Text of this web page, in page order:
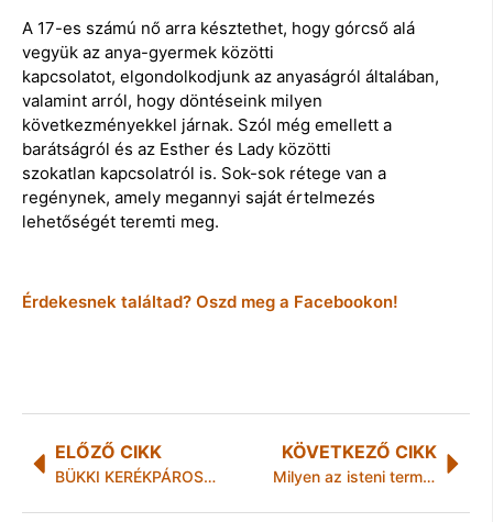
A 17-es számú nő arra késztethet, hogy górcső alá
vegyük az anya-gyermek közötti
kapcsolatot, elgondolkodjunk az anyaságról általában,
valamint arról, hogy döntéseink milyen
következményekkel járnak. Szól még emellett a
barátságról és az Esther és Lady közötti
szokatlan kapcsolatról is. Sok-sok rétege van a
regénynek, amely megannyi saját értelmezés
lehetőségét teremti meg.
Érdekesnek találtad? Oszd meg a Facebookon!
ELŐZŐ CIKK
BÜKKI KERÉKPÁROS TELJESÍTMÉNY TÚRAv
KÖVETKEZŐ CIKK
Milyen az isteni természet?